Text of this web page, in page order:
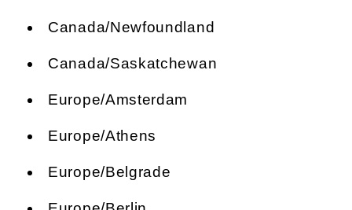
Canada/Newfoundland
Canada/Saskatchewan
Europe/Amsterdam
Europe/Athens
Europe/Belgrade